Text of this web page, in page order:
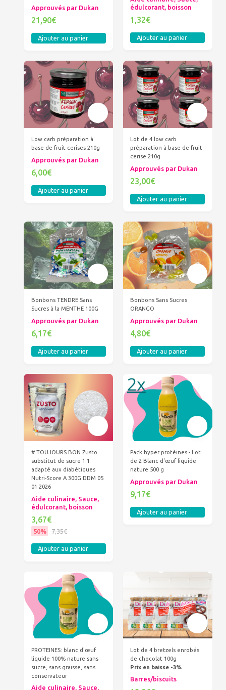
Approuvés par Dukan
21,90€
Ajouter au panier
édulcorant, boisson
1,32€
Ajouter au panier
Low carb préparation à
base de fruit cerises 210g
Approuvés par Dukan
6,00€
Ajouter au panier
Lot de 4 low carb
préparation à base de fruit
cerise 210g
Approuvés par Dukan
23,00€
Ajouter au panier
Bonbons TENDRE Sans
Sucres à la MENTHE 100G
Approuvés par Dukan
6,17€
Ajouter au panier
Bonbons Sans Sucres
ORANGO
Approuvés par Dukan
4,80€
Ajouter au panier
# TOUJOURS BON Zusto
substitut de sucre 1:1
adapté aux diabétiques
Nutri-Score A 300G DDM 05
01 2026
Aide culinaire, Sauce,
édulcorant, boisson
3,67€
50% 7,35€
Ajouter au panier
Pack hyper protéines - Lot
de 2 Blanc d'œuf liquide
nature 500 g
Approuvés par Dukan
9,17€
Ajouter au panier
PROTEINES: blanc d'œuf
liquide 100% nature sans
sucre, sans graisse, sans
conservateur
Aide culinaire, Sauce,
Lot de 4 bretzels enrobés
de chocolat 100g
Prix en baisse -3%
Barres/biscuits